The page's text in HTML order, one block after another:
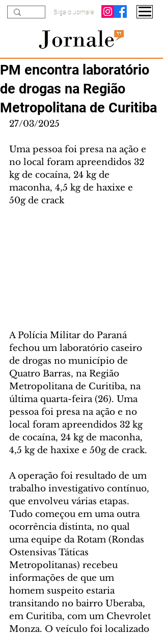
Siga o Jornale
PM encontra laboratório
de drogas na Região
Metropolitana de Curitiba
27/03/2025
Uma pessoa foi presa na ação e
no local foram apreendidos 32
kg de cocaína, 24 kg de
maconha, 4,5 kg de haxixe e
50g de crack
A Polícia Militar do Paraná
fechou um laboratório caseiro
de drogas no município de
Quatro Barras, na Região
Metropolitana de Curitiba, na
última quarta-feira (26). Uma
pessoa foi presa na ação e no
local foram apreendidos 32 kg
de cocaína, 24 kg de maconha,
4,5 kg de haxixe e 50g de crack.
A operação foi resultado de um
trabalho investigativo contínuo,
que envolveu várias etapas.
Tudo começou em uma outra
ocorrência distinta, no qual
uma equipe da Rotam (Rondas
Ostensivas Táticas
Metropolitanas) recebeu
informações de que um
homem suspeito estaria
transitando no bairro Uberaba,
em Curitiba, com um Chevrolet
Monza. O veículo foi localizado